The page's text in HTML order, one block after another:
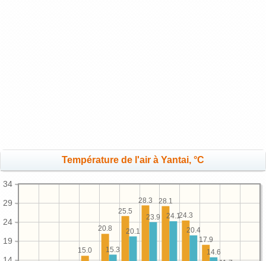
Température de l'air à Yantai, °C
19
24
29
34
17.9
24.3
28.1
28.3
25.5
20.8
15.0 14.6
20.4
24.1
23.9
20.1
15.3